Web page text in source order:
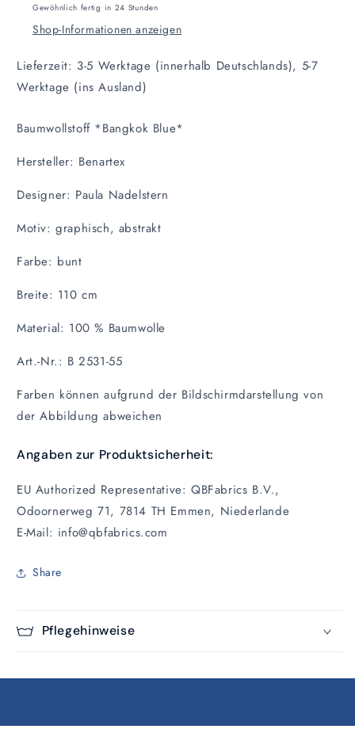
Gewöhnlich fertig in 24 Stunden
Shop-Informationen anzeigen
Lieferzeit: 3-5 Werktage (innerhalb Deutschlands), 5-7
Werktage (ins Ausland)
Baumwollstoff *Bangkok Blue*
Hersteller: Benartex
Designer: Paula Nadelstern
Motiv: graphisch, abstrakt
Farbe: bunt
Breite: 110 cm
Material: 100 % Baumwolle
Art.-Nr.: B 2531-55
Farben können aufgrund der Bildschirmdarstellung von
der Abbildung abweichen
Angaben zur Produktsicherheit:
EU Authorized Representative: QBFabrics B.V.,
Odoornerweg 71, 7814 TH Emmen, Niederlande
E-Mail: info@qbfabrics.com
Share
Pflegehinweise